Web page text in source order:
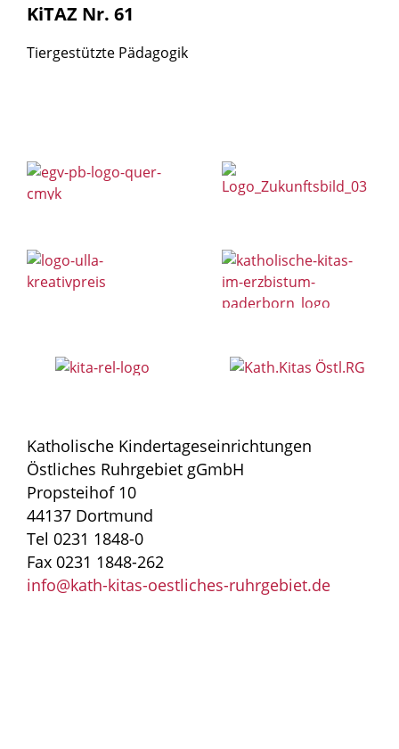
KiTAZ Nr. 61
Tiergestützte Pädagogik
Katholische Kindertageseinrichtungen
Östliches Ruhrgebiet gGmbH
Propsteihof 10
44137 Dortmund
Tel 0231 1848-0
Fax 0231 1848-262
info@kath-kitas-oestliches-ruhrgebiet.de